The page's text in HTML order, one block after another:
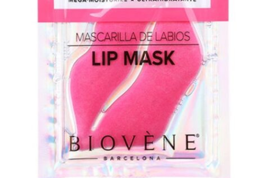
BISUTERIA
BOLSOS Y MONEDEROS
CALZADO
COMPLEMENTOS
TECNOLOGIA